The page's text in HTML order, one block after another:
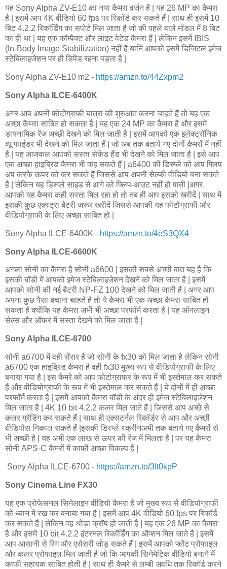
यह Sony Alpha ZV-E10 का नया कैमरा वर्जन है | यह 26 MP का कैमरा
है | इसमें आप 4K वीडियो 60 fps पर रिकॉर्ड कर सकते हैं | साथ ही इसमें 10
बिट 4.2.2 रिकॉर्डिंग का सपोर्ट मिल जाता है जो की पहले वाले मॉडल में 8 बिट
का ही था | यह एक कॉम्पैक्ट और लाइट वेटेड कैमरा हैं | लेकिन इसमें IBIS
(In-Body Image Stabilization) नहीं है यानि आपको इसमें डिजिटल इमेज
स्टेबिलाइजेशन पर ही डिपेंड रहना पड़ता है |
Sony Alpha ZV-E10 m2 - https://amzn.to/44Zxpm2
Sony Alpha ILCE-6400K
अगर आप अपनी फोटोग्राफी यात्रा की शुरुआत करना चाहते हैं तो यह एक
अच्छा कैमरा साबित हो सकता है | यह एक 24 MP का कैमरा है और इसमें
डायनामिक रेंज अच्छी देखने को मिल जाती है | इसमें आपको एक इलेक्ट्रॉनिक
व्यू फाइंडर भी देखने को मिल जाता हैं | जो अब तक बताये गए दोनों कैमरों में नहीं
है | यह आजकल आपको सस्ता सेकेंड हैंड भी देखने को मिल जाता है | इसे आप
एक अच्छा हाइब्रिड कैमरा भी कह सकते हैं | a6400 की डिस्प्ले को आप फ्लिप
अप करके ऊपर को कर सकते हैं जिससे आप अपनी सेल्फी वीडियो बना सकते
हैं | लेकिन यह डिस्प्ले साइड से आगे को फ्लिप-आउट नहीं हो पाती |अगर
आपको यह कैमरा कही सस्ता मिल रहा हो तो तब ही आप इसको खरीदें | साथ में
इसकी कुछ एक्स्ट्रा बैटरी जरूर खरीदें जिससे आपकी यह फोटोग्राफी और
वीडियोग्राफी के लिए अच्छा साबित हो |
Sony Alpha ILCE-6400K - https://amzn.to/4eS3QX4
Sony Alpha ILCE-6600K
अगला सोनी का कैमरा है सोनी a6600 | इसकी सबसे अच्छी बात यह है कि
इसकी बॉडी में आपको इमेज स्टेबिलाइजेशन देखने को मिल जाता है | इसमें
आपको सोनी की नई बैटरी NP-FZ 100 देखने को मिल जाती है | अगर आप
अपना कुछ पैसा बचाना चाहते है तो ये कैमरा भी एक अच्छा कैमरा साबित हो
सकता है क्योंकि यह कैमरा अभी भी अच्छा परफॉर्म करता है | यह ऑनलाइन
सेल्स और ऑफर में सस्ता देखने को मिल जाता है |
Sony Alpha ILCE-6700
सोनी a6700 में वही सेंसर है जो सोनी के fx30 को मिल जाता है लेकिन सोनी
a6700 एक हाइब्रिड कैमरा है वही fx30 मुख्य रूप से वीडियोग्राफी के लिए
बनाया गया है | इस कैमरे को आप फोटोग्राफर के रूप में भी इस्तेमाल कर सकते
हैं और वीडियोग्राफी के रूप में भी इस्तेमाल कर सकते हैं | ये दोनों में ही अच्छा
परफॉर्म करता है | इसमें आपको कैमरा बॉडी के अंदर ही इमेज स्टेबिलाइजेशन
मिल जाता है | 4K 10 bit 4.2.2 कलर मिल जाते हैं | जिससे आप अच्छे से
कलर ग्रेडिंग कर सकते हैं | साथ ही एक्सटर्नल रिकॉर्डर से आप और अच्छी
वीडियोस निकाल सकते हैं |इसकी डिस्प्ले स्क्रीनअभी तक बताये गए कैमरों से
भी अच्छी है | यह अभी एक लाख से ऊपर की रेंज में मिलता है | पर यह कैमरा
सोनी APS-C कैमरों में काफी अच्छा विकल्प है |
Sony Alpha ILCE-6700 - https://amzn.to/3It0kpP
Sony Cinema Line FX30
यह एक प्रोफेसनल सिनेलाइन वीडियो कैमरा है जो मुख्य रूप से वीडियोग्राफी
को ध्यान में रख कर बनाया गया है | इसमें आप 4K वीडियो 60 fps पर रिकॉर्ड
कर सकते हैं | लेकिन वह थोड़ा क्रॉप हो जाती है | यह एक 26 MP का कैमरा
है और इसमें 10 bit 4.2.2 इंटरनल रिकॉर्डिंग का ऑप्शन मिल जाते हैं | इसमें
आप आसानी से रिग और एसेसरी जोड़ सकते हैं | इसमें आपको फ्लैट प्रोफाइल
और कलर प्रोफाइल मिल जाती है जो कि आपकी सिनेमेटिक वीडियो बनाने में
काफी सहायक साबित होती है | साथ ही कैमरे से लम्बी अवधि तक रिकॉर्ड करने